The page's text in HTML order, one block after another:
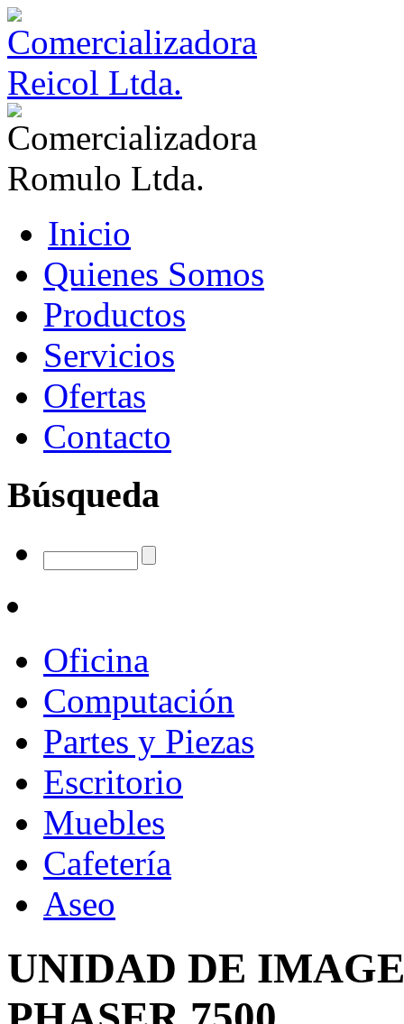
Inicio
Quienes Somos
Productos
Servicios
Ofertas
Contacto
Búsqueda
Oficina
Computación
Partes y Piezas
Escritorio
Muebles
Cafetería
Aseo
UNIDAD DE